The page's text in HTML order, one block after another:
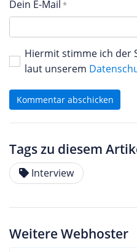
Dein E-Mail
Hiermit stimme ich der
laut unserem
Kommentar abschicken
Tags zu diesem
Interview
Weitere Webhoster